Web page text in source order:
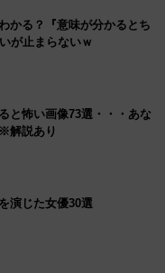
かる？『意味が分かるとち
が止まらないｗ
と怖い画像73選・・・あな
解説あり
演じた女優30選